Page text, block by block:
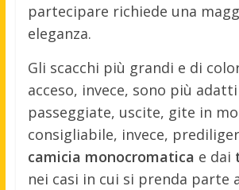
partecipare richiede una
eleganza.
Gli scacchi più grandi e di
acceso, invece, sono più
passeggiate, uscite, gite in
consigliabile, invece,
camicia monocromatica e dai
nei casi in cui si prenda parte